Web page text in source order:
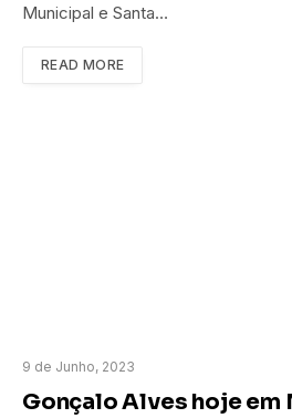
Municipal e Santa…
READ MORE
9 de Junho, 2023
Gonçalo Alves hoje em